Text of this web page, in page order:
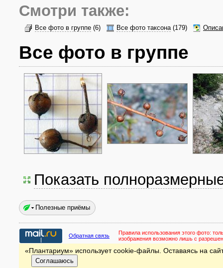
Смотри также:
Все фото в группе (6) Все фото таксона(179)
Все фото в группе
Показать
Полезные приёмы
Обратная связь Правила использования этого фото:
изображения возможно лишь с
«Плантариум» использует cookie-файлы. Оставаясь на
Соглашаюсь